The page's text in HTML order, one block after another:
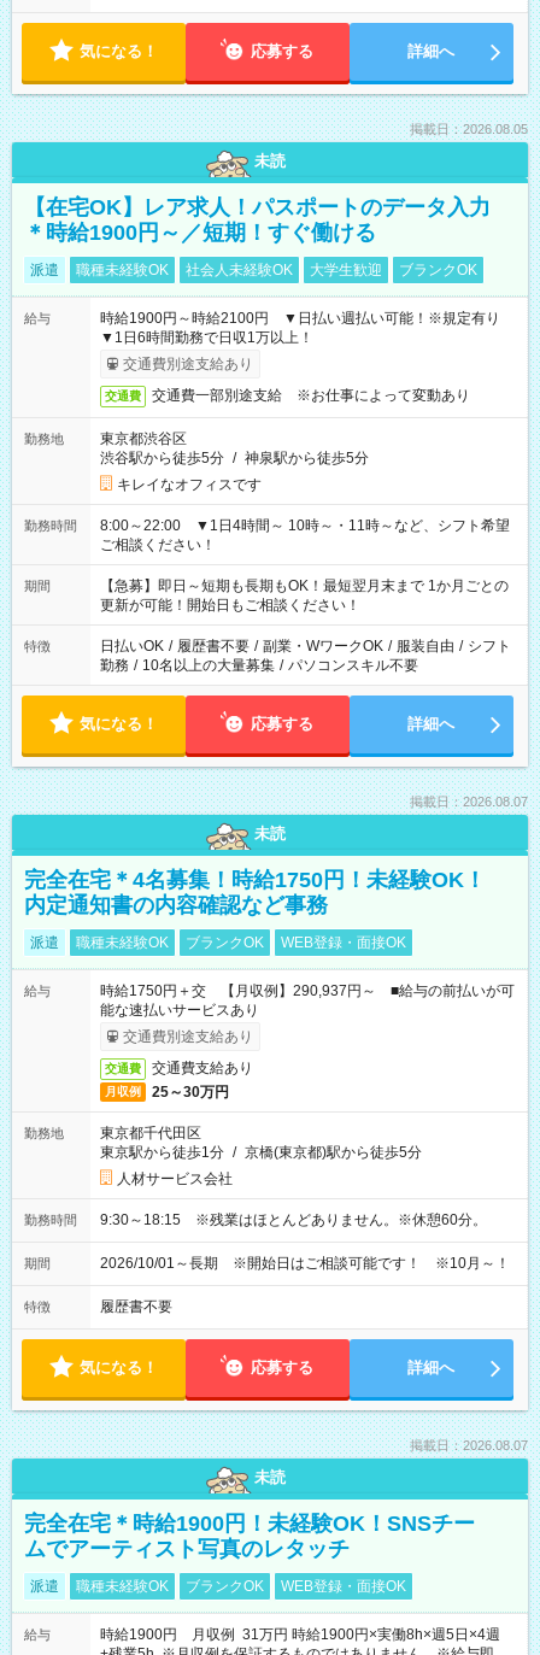
気になる！ 応募する 詳細へ
掲載日：2026.08.05
未読
【在宅OK】レア求人！パスポートのデータ入力
＊時給1900円～／短期！すぐ働ける
派遣 職種未経験OK 社会人未経験OK 大学生歓迎 ブランクOK
給与
時給1900円～時給2100円 ▼日払い週払い可能！※規定有り
▼1日6時間勤務で日収1万以上！
交通費別途支給あり
交通費 交通費一部別途支給 ※お仕事によって変動あり
勤務地
東京都渋谷区
渋谷駅から徒歩5分 / 神泉駅から徒歩5分
キレイなオフィスです
勤務時間
8:00～22:00 ▼1日4時間～ 10時～・11時～など、シフト希望
ご相談ください！
期間
【急募】即日～短期も長期もOK！最短翌月末まで 1か月ごとの
更新が可能！開始日もご相談ください！
特徴 日払いOK / 履歴書不要 / 副業・WワークOK / 服装自由 / シフト
勤務 / 10名以上の大量募集 / パソコンスキル不要
気になる！ 応募する 詳細へ
掲載日：2026.08.07
未読
完全在宅＊4名募集！時給1750円！未経験OK！
内定通知書の内容確認など事務
派遣 職種未経験OK ブランクOK WEB登録・面接OK
給与
時給1750円＋交 【月収例】290,937円～ ■給与の前払いが可
能な速払いサービスあり
交通費別途支給あり
交通費 交通費支給あり
月収例 25～30万円
勤務地
東京都千代田区
東京駅から徒歩1分 / 京橋(東京都)駅から徒歩5分
人材サービス会社
勤務時間 9:30～18:15 ※残業はほとんどありません。※休憩60分。
期間 2026/10/01～長期 ※開始日はご相談可能です！ ※10月～！
特徴 履歴書不要
気になる！ 応募する 詳細へ
掲載日：2026.08.07
未読
完全在宅＊時給1900円！未経験OK！SNSチー
ムでアーティスト写真のレタッチ
派遣 職種未経験OK ブランクOK WEB登録・面接OK
給与
時給1900円 月収例 31万円 時給1900円×実働8h×週5日×4週